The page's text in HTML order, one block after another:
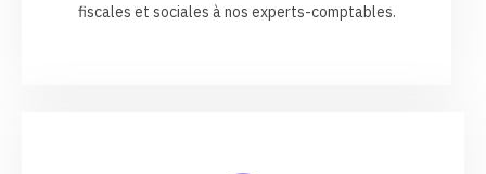
fiscales et sociales à nos experts-comptables.